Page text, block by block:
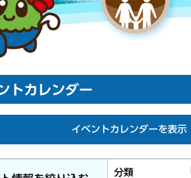
トカレンダー
イベントカレンダーを表示
分類